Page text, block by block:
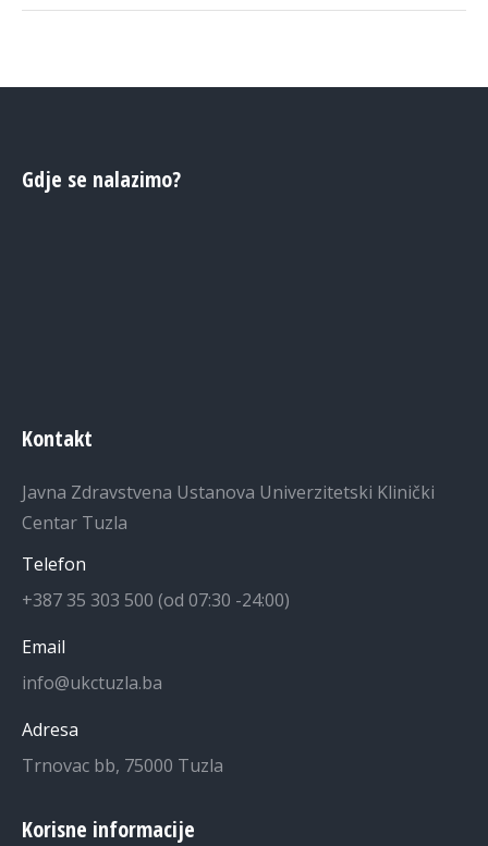
Gdje se nalazimo?
Kontakt
Javna Zdravstvena Ustanova Univerzitetski Klinički
Centar Tuzla
Telefon
+387 35 303 500 (od 07:30 -24:00)
Email
info@ukctuzla.ba
Adresa
Trnovac bb, 75000 Tuzla
Korisne informacije